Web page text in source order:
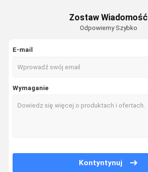
Zostaw Wiadomość
Odpowiemy Szybko
E-mail
Wymaganie
Kontyntynuj